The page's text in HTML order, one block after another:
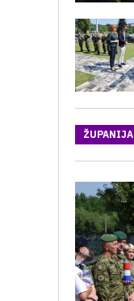
ŽUPANIJA